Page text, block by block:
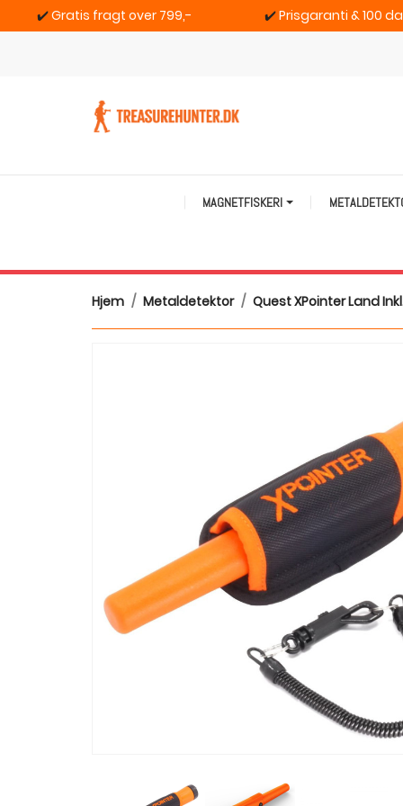
✔️Gratis fragt over 799,- ✔️Prisgaranti & 100
MAGNETFISKERI
Hjem Metaldetektor Quest XPointer Land